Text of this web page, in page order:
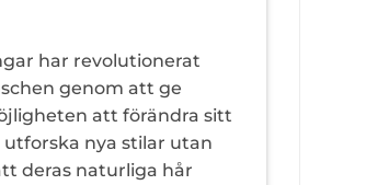
har revolutionerat
genom att ge
att förändra sitt
utforska nya stilar utan
deras naturliga hår